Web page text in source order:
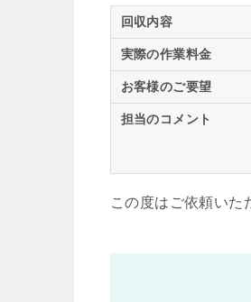
回収内容
実際の作業料金
お客様のご要望
担当のコメント
この度はご依頼いた